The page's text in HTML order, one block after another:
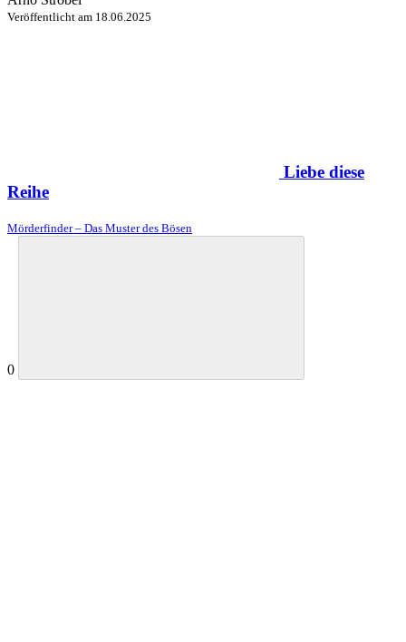
Veröffentlicht am 18.06.2025
Liebe diese
Reihe
Mörderfinder – Das Muster des Bösen
0